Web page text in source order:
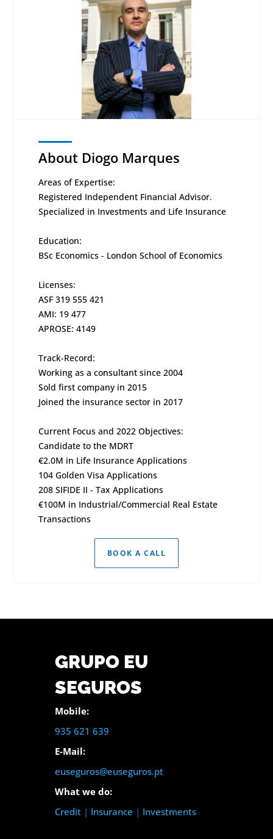
About Diogo Marques
Areas of Expertise:
Registered Independent Financial Advisor.
Specialized in Investments and Life Insurance
Education:
BSc Economics - London School of Economics
Licenses:
ASF 319 555 421
AMI: 19 477
APROSE: 4149
Track-Record:
Working as a consultant since 2004
Sold first company in 2015
Joined the insurance sector in 2017
Current Focus and 2022 Objectives:
Candidate to the MDRT
€2.0M in Life Insurance Applications
104 Golden Visa Applications
208 SIFIDE II - Tax Applications
€100M in Industrial/Commercial Real Estate
Transactions
BOOK A CALL
GRUPO EU
SEGUROS
Mobile:
935 621 639
E-Mail:
euseguros@euseguros.pt
What we do:
Credit| Insurance | Investments